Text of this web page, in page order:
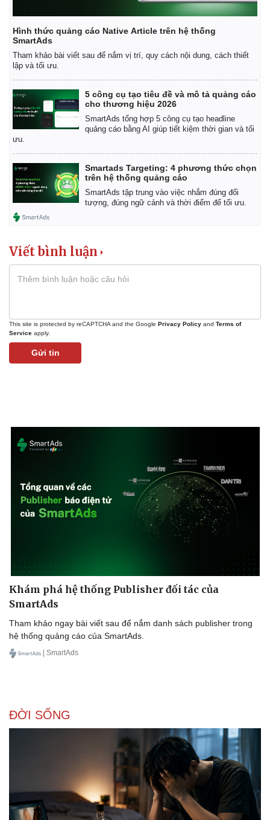
Hồ sơ
Ảnh
E-Magazine
Infographic
Bất động sản
Hình thức quảng cáo Native Article trên hệ thống
SmartAds
Tham khảo bài viết sau để nắm vị trí, quy cách nội dung, cách thiết
lập và tối ưu.
5 công cụ tạo tiêu đề và mô tả quảng cáo
cho thương hiệu 2026
SmartAds tổng hợp 5 công cụ tạo headline
quảng cáo bằng AI giúp tiết kiệm thời gian và tối
ưu.
Smartads Targeting: 4 phương thức chọn
trên hệ thống quảng cáo
SmartAds tập trung vào việc nhắm đúng đối
tượng, đúng ngữ cảnh và thời điểm để tối ưu.
Viết bình luận
This site is protected by reCAPTCHA and the Google Privacy Policy and Terms of
Service apply.
Gửi tin
Khám phá hệ thống Publisher đối tác của
SmartAds
Tham khảo ngay bài viết sau để nắm danh sách publisher trong
hệ thống quảng cáo của SmartAds.
| SmartAds
ĐỜI SỐNG